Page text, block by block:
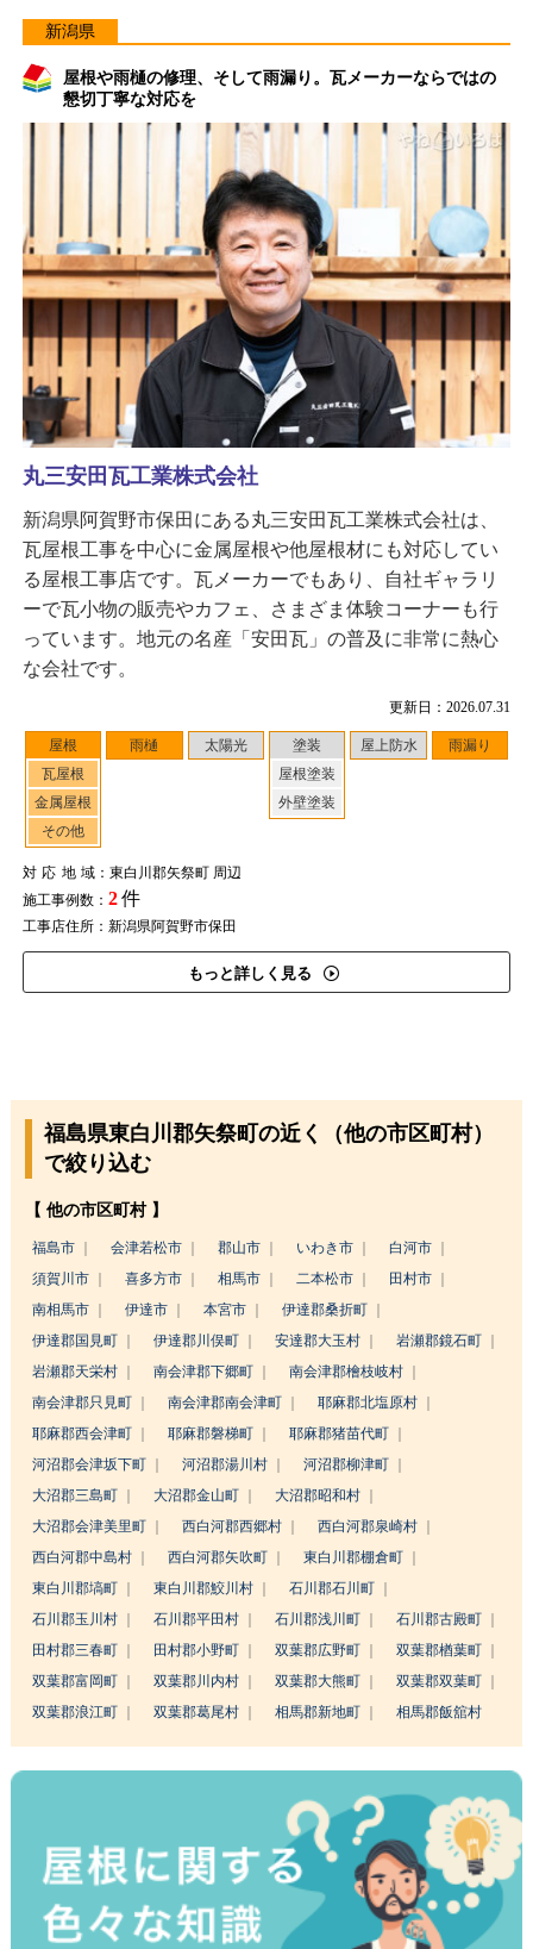
新潟県
屋根や雨樋の修理、そして雨漏り。瓦メーカーならではの
懇切丁寧な対応を
更新日：2026.07.31
屋根
瓦屋根
金属屋根
その他
雨樋 太陽光
塗装
屋根塗装
外壁塗装
屋上防水 雨漏り
対応地域：東白川郡矢祭町 周辺
施工事例数： 2件
工事店住所：新潟県阿賀野市保田
もっと詳しく見る
丸三安田瓦工業株式会社
新潟県阿賀野市保田にある丸三安田瓦工業株式会社は、
瓦屋根工事を中心に金属屋根や他屋根材にも対応してい
る屋根工事店です。瓦メーカーでもあり、自社ギャラリ
ーで瓦小物の販売やカフェ、さまざま体験コーナーも行
っています。地元の名産「安田瓦」の普及に非常に熱心
な会社です。
福島県東白川郡矢祭町の近く（他の市区町村）
で絞り込む
【 他の市区町村 】
福島市 会津若松市 郡山市 いわき市
白河市
須賀川市
喜多方市 相馬市 二本松市
田村市
南相馬市
伊達市 本宮市
伊達郡桑折町
伊達郡国見町
伊達郡川俣町 安達郡大玉村
岩瀬郡鏡石町
岩瀬郡天栄村
南会津郡下郷町
南会津郡檜枝岐村
南会津郡只見町
南会津郡南会津町
耶麻郡北塩原村
耶麻郡西会津町
耶麻郡磐梯町
耶麻郡猪苗代町
河沼郡会津坂下町
河沼郡湯川村
河沼郡柳津町
大沼郡三島町
大沼郡金山町
大沼郡昭和村
大沼郡会津美里町
西白河郡西郷村
西白河郡泉崎村
西白河郡中島村
西白河郡矢吹町
東白川郡棚倉町
東白川郡塙町
東白川郡鮫川村
石川郡石川町
石川郡玉川村
石川郡平田村 石川郡浅川町
石川郡古殿町
田村郡三春町
田村郡小野町 双葉郡広野町
双葉郡楢葉町
双葉郡富岡町
双葉郡川内村 双葉郡大熊町
双葉郡双葉町
双葉郡浪江町
双葉郡葛尾村 相馬郡新地町 相馬郡飯舘村